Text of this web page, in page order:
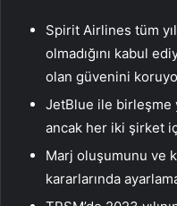
Spirit Airlines tüm
olmadığını kabul
olan güvenini
JetBlue ile birleşme
ancak her iki şirket
Marj oluşumunu ve
kararlarında